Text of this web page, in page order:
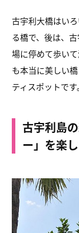
古宇利大橋はい
る橋で、 後は、古
場に停めて歩い
も本当に美しい
ティスポットです。
古宇利島
ー」を楽し